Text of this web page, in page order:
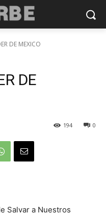
DE MEXICO
DE
0
194
Salvar a Nuestros